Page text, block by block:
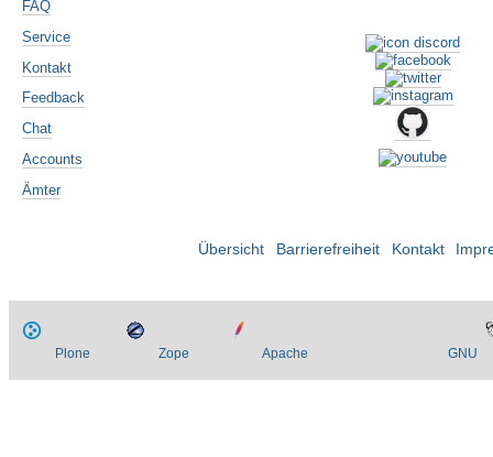
FAQ
Service
Kontakt
Feedback
Chat
Accounts
Ämter
Übersicht Barrierefreiheit Kontakt
Plone Zope Apache GNU